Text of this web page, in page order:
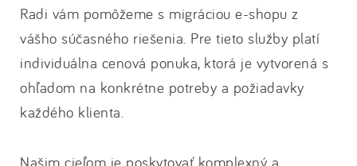
Radi vám pomôžeme s migráciou e-shopu z
vášho súčasného riešenia. Pre tieto služby platí
individuálna cenová ponuka, ktorá je vytvorená s
ohľadom na konkrétne potreby a požiadavky
každého klienta.
Našim cieľom je poskytovať komplexný a